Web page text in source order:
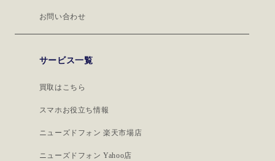
お問い合わせ
サービス一覧
買取はこちら
スマホお役立ち情報
ニューズドフォン 楽天市場店
ニューズドフォン Yahoo店